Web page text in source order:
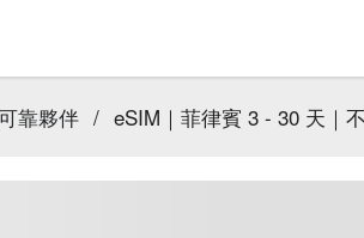
靠夥伴 / eSIM｜菲律賓 3 - 30 天｜